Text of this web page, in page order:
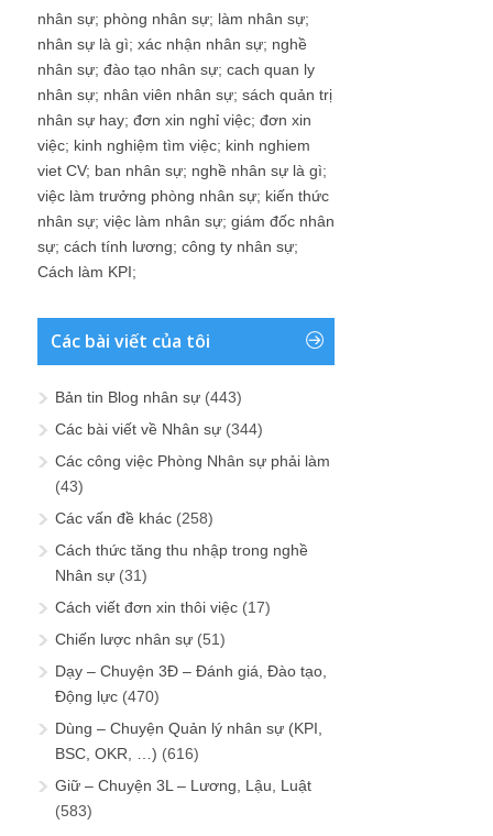
nhân sự; phòng nhân sự; làm nhân sự;
nhân sự là gì; xác nhận nhân sự; nghề
nhân sự; đào tạo nhân sự; cach quan ly
nhân sự; nhân viên nhân sự; sách quản trị
nhân sự hay; đơn xin nghỉ việc; đơn xin
việc; kinh nghiệm tìm việc; kinh nghiem
viet CV; ban nhân sự; nghề nhân sự là gì;
việc làm trưởng phòng nhân sự; kiến thức
nhân sự; việc làm nhân sự; giám đốc nhân
sự; cách tính lương; công ty nhân sự;
Cách làm KPI;
Các bài viết của tôi
Bản tin Blog nhân sự (443)
Các bài viết về Nhân sự (344)
Các công việc Phòng Nhân sự phải làm
(43)
Các vấn đề khác (258)
Cách thức tăng thu nhập trong nghề
Nhân sự (31)
Cách viết đơn xin thôi việc (17)
Chiến lược nhân sự (51)
Dạy – Chuyện 3Đ – Đánh giá, Đào tạo,
Động lực (470)
Dùng – Chuyện Quản lý nhân sự (KPI,
BSC, OKR, …) (616)
Giữ – Chuyện 3L – Lương, Lậu, Luật
(583)